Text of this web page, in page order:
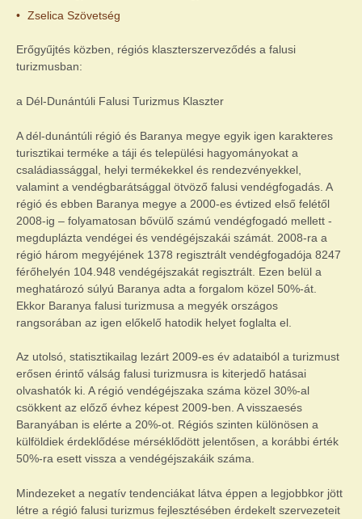
Zselica Szövetség
Erőgyűjtés közben, régiós klaszterszerveződés a falusi
turizmusban:
a Dél-Dunántúli Falusi Turizmus Klaszter
A dél-dunántúli régió és Baranya megye egyik igen karakteres
turisztikai terméke a táji és települési hagyományokat a
családiassággal, helyi termékekkel és rendezvényekkel,
valamint a vendégbarátsággal ötvöző falusi vendégfogadás. A
régió és ebben Baranya megye a 2000-es évtized első felétől
2008-ig – folyamatosan bővülő számú vendégfogadó mellett -
megduplázta vendégei és vendégéjszakái számát. 2008-ra a
régió három megyéjének 1378 regisztrált vendégfogadója 8247
férőhelyén 104.948 vendégéjszakát regisztrált. Ezen belül a
meghatározó súlyú Baranya adta a forgalom közel 50%-át.
Ekkor Baranya falusi turizmusa a megyék országos
rangsorában az igen előkelő hatodik helyet foglalta el.
Az utolsó, statisztikailag lezárt 2009-es év adataiból a turizmust
erősen érintő válság falusi turizmusra is kiterjedő hatásai
olvashatók ki. A régió vendégéjszaka száma közel 30%-al
csökkent az előző évhez képest 2009-ben. A visszaesés
Baranyában is elérte a 20%-ot. Régiós szinten különösen a
külföldiek érdeklődése mérséklődött jelentősen, a korábbi érték
50%-ra esett vissza a vendégéjszakáik száma.
Mindezeket a negatív tendenciákat látva éppen a legjobbkor jött
létre a régió falusi turizmus fejlesztésében érdekelt szervezeteit